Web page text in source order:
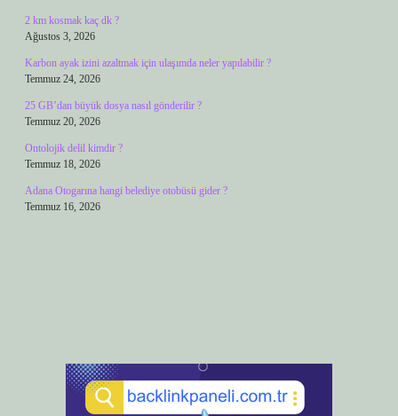
2 km kosmak kaç dk ?
Ağustos 3, 2026
Karbon ayak izini azaltmak için ulaşımda neler yapılabilir ?
Temmuz 24, 2026
25 GB’dan büyük dosya nasıl gönderilir ?
Temmuz 20, 2026
Ontolojik delil kimdir ?
Temmuz 18, 2026
Adana Otogarına hangi belediye otobüsü gider ?
Temmuz 16, 2026